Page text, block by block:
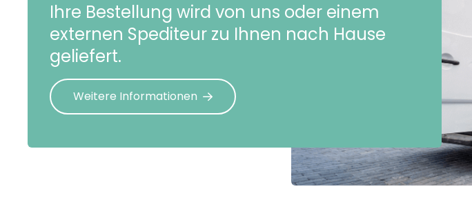
Ihre Bestellung wird von uns oder einem
externen Spediteur zu Ihnen nach Hause
geliefert.
Weitere Informationen